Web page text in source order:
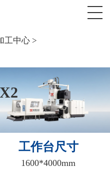
工中心 >
工作台尺寸
1600*4000mm